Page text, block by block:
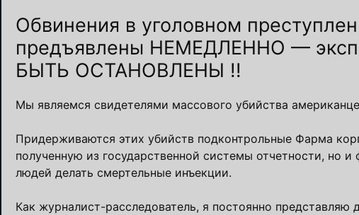
Обвинения в уголовном
предъявлены НЕМЕДЛЕННО —
БЫТЬ ОСТАНОВЛЕНЫ !!
Мы являемся свидетелями массового убийства
Придерживаются этих убийств подконтрольные Фарма
полученную из государственной системы отчетности, но
людей делать смертельные инъекции.
Как журналист-расследователь, я постоянно представляю